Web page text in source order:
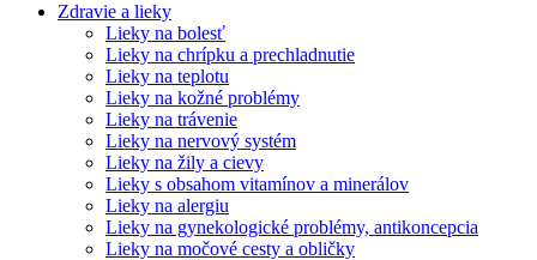
Zdravie a lieky
Lieky na bolesť
Lieky na chrípku a prechladnutie
Lieky na teplotu
Lieky na kožné problémy
Lieky na trávenie
Lieky na nervový systém
Lieky na žily a cievy
Lieky s obsahom vitamínov a minerálov
Lieky na alergiu
Lieky na gynekologické problémy, antikoncepcia
Lieky na močové cesty a obličky